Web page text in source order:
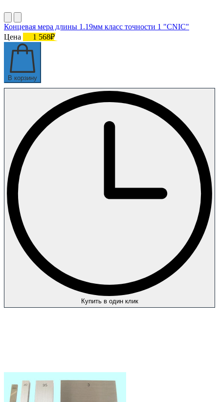
Концевая мера длины 1.19мм класс точности 1 "CNIC"
Цена
1 568₽
В корзину
Купить в один клик